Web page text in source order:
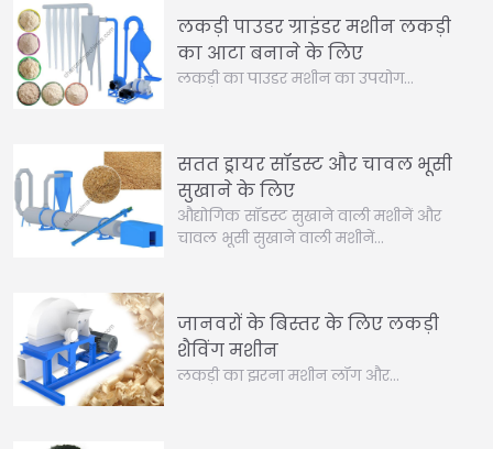
लकड़ी पाउडर ग्राइंडर मशीन लकड़ी
का आटा बनाने के लिए
लकड़ी का पाउडर मशीन का उपयोग…
सतत ड्रायर सॉडस्ट और चावल भूसी
सुखाने के लिए
औद्योगिक सॉडस्ट सुखाने वाली मशीनें और
चावल भूसी सुखाने वाली मशीनें…
जानवरों के बिस्तर के लिए लकड़ी
शैविंग मशीन
लकड़ी का झरना मशीन लॉग और…